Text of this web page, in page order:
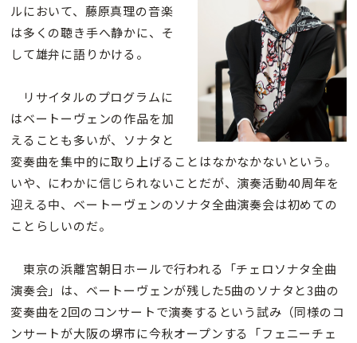
ルにおいて、藤原真理の音楽
は多くの聴き手へ静かに、そ
して雄弁に語りかける。
リサイタルのプログラムに
はベートーヴェンの作品を加
えることも多いが、ソナタと
変奏曲を集中的に取り上げることはなかなかないという。
いや、にわかに信じられないことだが、演奏活動40周年を
迎える中、ベートーヴェンのソナタ全曲演奏会は初めての
ことらしいのだ。
東京の浜離宮朝日ホールで行われる「チェロソナタ全曲
演奏会」は、ベートーヴェンが残した5曲のソナタと3曲の
変奏曲を2回のコンサートで演奏するという試み（同様のコ
ンサートが大阪の堺市に今秋オープンする「フェニーチェ